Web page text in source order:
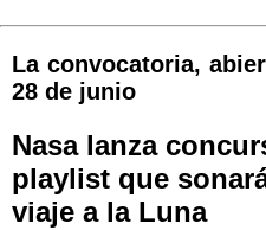
La convocatoria,
28 de junio
Nasa lanza
playlist que
viaje a la Luna